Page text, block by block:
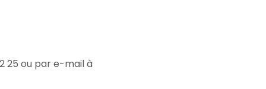
25 ou par e-mail à